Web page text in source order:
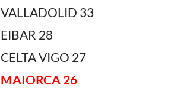
VALLADOLID 33
EIBAR 28
CELTA VIGO 27
MAIORCA 26